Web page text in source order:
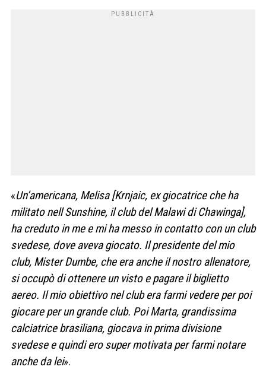
«Un’americana, Melisa [Krnjaic, ex giocatrice che ha
militato nell Sunshine, il club del Malawi di Chawinga],
ha creduto in me e mi ha messo in contatto con un club
svedese, dove aveva giocato. Il presidente del mio
club, Mister Dumbe, che era anche il nostro allenatore,
si occupò di ottenere un visto e pagare il biglietto
aereo. Il mio obiettivo nel club era farmi vedere per poi
giocare per un grande club. Poi Marta, grandissima
calciatrice brasiliana, giocava in prima divisione
svedese e quindi ero super motivata per farmi notare
anche da lei».